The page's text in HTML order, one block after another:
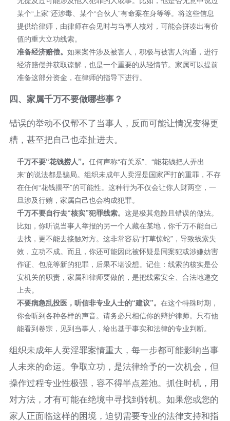
某个“上家”还涉毒、某个“合伙人”有命案在身等等。将这些信息
提供给律师，由律师在会见时与当事人核对，可能会拼凑出有价
值的重大立功线索。
准备经济赔偿。 如果案件涉及被害人，积极与被害人沟通，进行
经济赔偿并获取谅解，也是一个重要的从轻情节。家属可以提前
准备这部分资金，在律师的指导下进行。
四、 家属千万不要做哪些事？
错误的举动不仅帮不了当事人，反而可能让情况变得更
糟，甚至把自己也牵扯进去。
千万不要“花钱捞人”。 任何声称“有关系”、“能花钱把人弄出
来”的说法都是骗局。组织未成年人卖淫是国家严打的重罪，不存
在任何“花钱摆平”的可能性。这种行为不仅会让你人财两空，一
旦涉及行贿，家属自己也会构成犯罪。
千万不要自行去“核实”犯罪线索。 这是极其危险且错误的做法。
比如，你听说当事人举报的另一个人藏在某地，你千万不能自己
去找，更不能去接触对方。这非常容易“打草惊蛇”，导致线索失
效，立功不成。而且，你还可能因此被怀疑是同案犯或涉嫌妨害
作证、包庇等新的犯罪，后果不堪设想。记住：线索的核实是公
安机关的职责，家属和律师要做的，是把线索安全、合法地递交
上去。
不要病急乱投医，听信非专业人士的“建议”。 在这个特殊时期，
你会听到各种各样的声音。请务必只相信你的辩护律师。只有他
能看到卷宗，见到当事人，给出基于事实和法律的专业判断。
组织未成年人卖淫罪案情重大，每一步都可能影响当事
人未来的命运。争取立功，是法律给予的一次机会，但
操作过程专业性极强，容不得半点差池。抓住时机，用
对方法，才有可能在绝境中寻找到转机。如果您或您的
家人正面临这样的困境，迫切需要专业的法律支持和指